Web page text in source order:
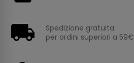
Spedizione gratuita
per ordini superiori a 59€